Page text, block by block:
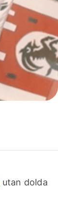
utan dolda